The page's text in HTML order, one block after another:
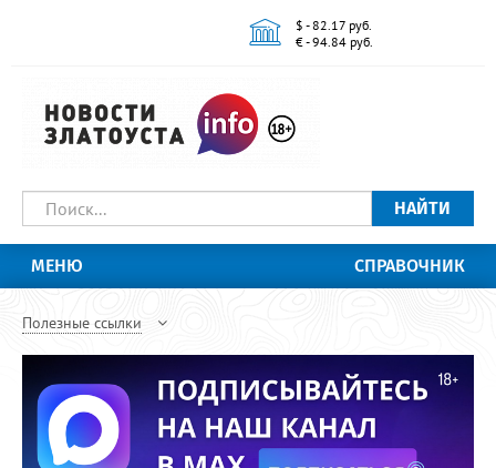
$ - 82.17 руб.
€ - 94.84 руб.
НАЙТИ
МЕНЮ СПРАВОЧНИК
Полезные ссылки